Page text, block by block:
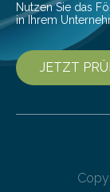
Nutzen Sie das
in Ihrem
JETZT